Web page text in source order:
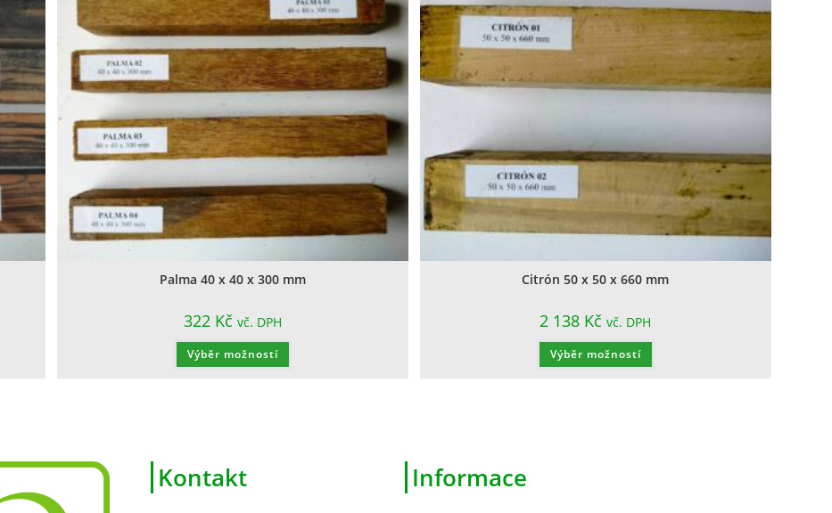
Palma 40 x 40 x 300 mm
322 Kč vč. DPH
Výběr možností
Citrón 50 x 50 x 660 mm
2 138 Kč vč. DPH
Výběr možností
Kontakt Informace